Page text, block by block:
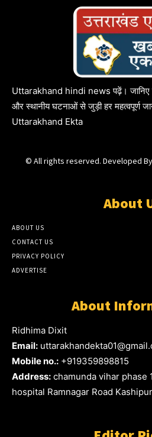
Uttarakhand hindi news पढ़ें। जानिए
और स्थानीय घटनाओं से जुड़ी हर महत्वपूर्ण
Uttarakhand Ekta
© All rights reserved. Developed By
About
ABOUT US
CONTACT US
PRIVACY POLICY
ADVERTISE
About
Ridhima Dixit
Email:
Mobile no.: +919359898815
Address: chamunda vihar phase
hospital Ramnagar Road